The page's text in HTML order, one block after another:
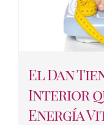
El Dan
Interior
Energía